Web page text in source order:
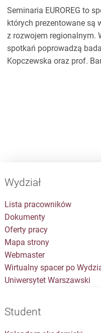
Seminaria EUROREG to
których prezentowane są
z rozwojem regionalnym.
spotkań poprowadzą
Kopczewska oraz prof.
Wydział
Lista pracowników
Dokumenty
Oferty pracy
Mapa strony
Webmaster
Wirtualny spacer po
Uniwersytet Warszawski
Student